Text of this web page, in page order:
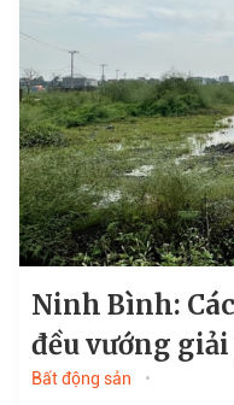
Ninh Bình:
đều vướng
Bất động sản